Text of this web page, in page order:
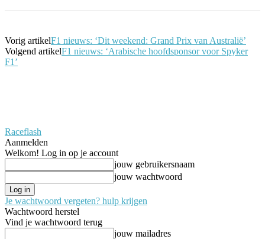
Vorig artikelF1 nieuws: ‘Dit weekend: Grand Prix van Australië’
Volgend artikelF1 nieuws: ‘Arabische hoofdsponsor voor Spyker
F1’
Raceflash
Aanmelden
Welkom! Log in op je account
jouw gebruikersnaam
jouw wachtwoord
Je wachtwoord vergeten? hulp krijgen
Wachtwoord herstel
Vind je wachtwoord terug
jouw mailadres